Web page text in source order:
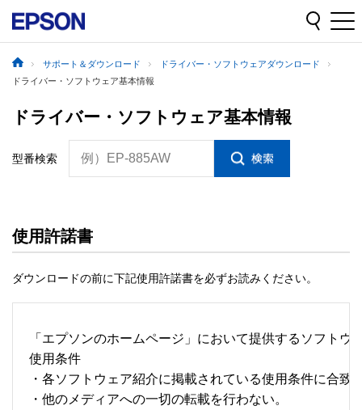
サポート＆ダウンロード
ドライバー・ソフトウェアダウンロード
ドライバー・ソフトウェア基本情報
ドライバー・ソフトウェア基本情報
型番検索 例）EP-885AW
使用許諾書
ダウンロードの前に下記使用許諾書を必ずお読みください。
「エプソンのホームページ」において提供するソフト
使用条件
・各ソフトウェア紹介に掲載されている使用条件に合致
・他のメディアへの一切の転載を行わない。